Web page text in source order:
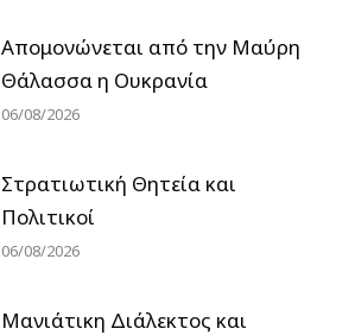
Απομονώνεται από την Μαύρη
Θάλασσα η Ουκρανία
06/08/2026
Στρατιωτική Θητεία και
Πολιτικοί
06/08/2026
Μανιάτικη Διάλεκτος και